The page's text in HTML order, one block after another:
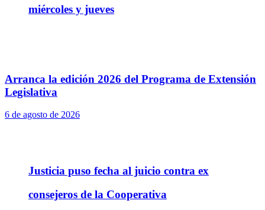
miércoles y jueves
Justicia puso fecha al juicio contra ex
consejeros de la Cooperativa
Arranca la edición 2026 del Programa de Extensión
Legislativa
6 de agosto de 2026